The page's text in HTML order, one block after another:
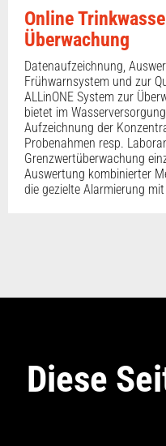
Online
Überwachung
Datenaufzeichnung,
Frühwarnsystem und zur
ALLinONE System zur
bietet im
Aufzeichnung der
Probenahmen resp.
Grenzwertüberwachung
Auswertung kombinierter
die gezielte Alarmierung
Diese